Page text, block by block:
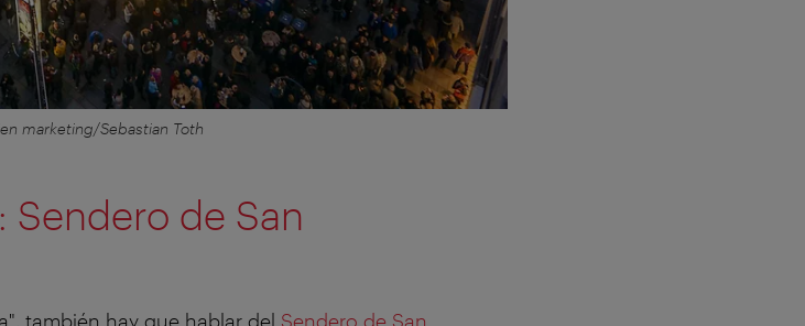
marketing/Sebastian Toth
Sendero de San
también hay que hablar del Sendero de San